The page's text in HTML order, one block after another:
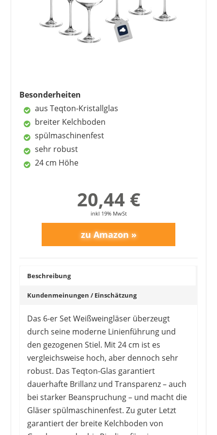
STÖLZLE LAUSITZ
65,70 €
SPIEGELAU
FAQ – die wichtigsten Fragen zu
Weißweingläsern
Besonderheiten
aus Teqton-Kristallglas
breiter Kelchboden
spülmaschinenfest
sehr robust
24 cm Höhe
20,44 €
inkl 19% MwSt
Beschreibung
Kundenmeinungen / Einschätzung
Das 6-er Set Weißweingläser überzeugt
durch seine moderne Linienführung und
den gezogenen Stiel. Mit 24 cm ist es
vergleichsweise hoch, aber dennoch sehr
robust. Das Teqton-Glas garantiert
dauerhafte Brillanz und Transparenz – auch
bei starker Beanspruchung – und macht die
Gläser spülmaschinenfest. Zu guter Letzt
garantiert der breite Kelchboden von